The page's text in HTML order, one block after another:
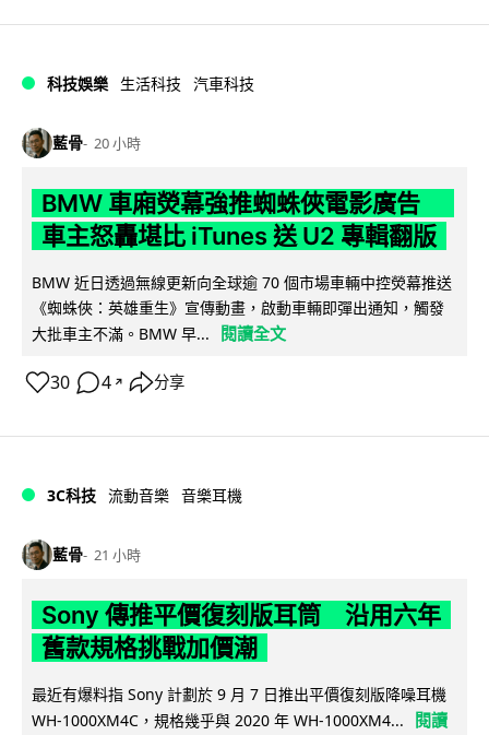
科技娛樂 生活科技 汽車科技
藍骨 20 小時
BMW 車廂熒幕強推蜘蛛俠電影廣告
車主怒轟堪比 iTunes 送 U2 專輯翻版
BMW 近日透過無線更新向全球逾 70 個市場車輛中控熒幕推送
《蜘蛛俠：英雄重生》宣傳動畫，啟動車輛即彈出通知，觸發
大批車主不滿。BMW 早...
閱讀全文
30 4 ↗ 分享
3C科技 流動音樂 音樂耳機
藍骨 21 小時
Sony 傳推平價復刻版耳筒 沿用六年
舊款規格挑戰加價潮
最近有爆料指 Sony 計劃於 9 月 7 日推出平價復刻版降噪耳機
WH-1000XM4C，規格幾乎與 2020 年 WH-1000XM4...
閱讀